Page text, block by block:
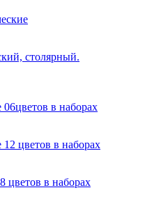
столярный.
в наборах
цветов в наборах
цветов в наборах